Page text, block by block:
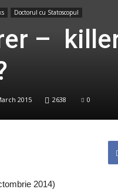
Doctorul cu Statoscopul
–
2015 2638 0
2014)